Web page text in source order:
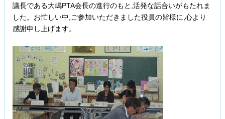
議長である大嶋PTA会長の進行のもと,活発な話合いがもたれま
した。お忙しい中,ご参加いただきました役員の皆様に,心より
感謝申し上げます。